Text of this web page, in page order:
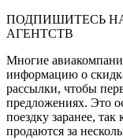
ПОДПИШИТЕСЬ
АГЕНТСТВ
Многие
информацию о
рассылки, чтобы
предложениях. Это
поездку заранее,
продаются за